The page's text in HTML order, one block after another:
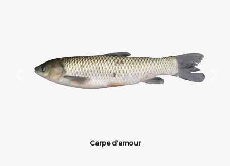
Carpe d’amour